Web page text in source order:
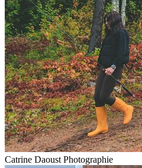
Catrine Daoust Photographie